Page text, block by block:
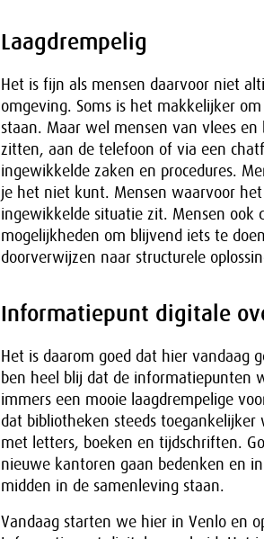
Laagdrempelig
Het is fijn als mensen daarvoor niet
omgeving. Soms is het makkelijker
staan. Maar wel mensen van vlees
zitten, aan de telefoon of via een
ingewikkelde zaken en procedures.
je het niet kunt. Mensen waarvoor
ingewikkelde situatie zit. Mensen
mogelijkheden om blijvend iets te
doorverwijzen naar structurele
Informatiepunt digitale
Het is daarom goed dat hier
ben heel blij dat de informatiepunten
immers een mooie laagdrempelige
dat bibliotheken steeds
met letters, boeken en tijdschriften.
nieuwe kantoren gaan bedenken en
midden in de samenleving staan.
Vandaag starten we hier in Venlo en